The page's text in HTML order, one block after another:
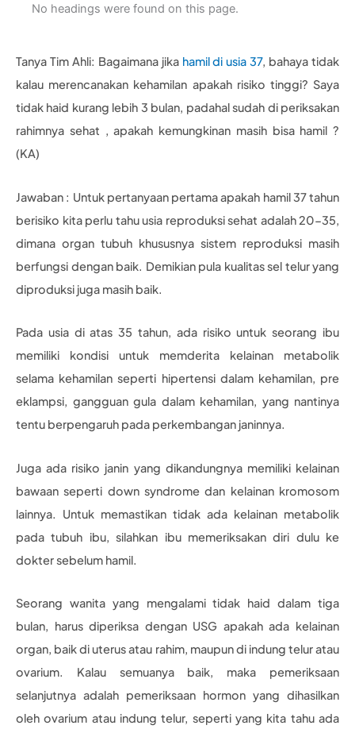
No headings were found on this page.
Tanya Tim Ahli: Bagaimana jika hamil di usia 37, bahaya tidak
kalau merencanakan kehamilan apakah risiko tinggi? Saya
tidak haid kurang lebih 3 bulan, padahal sudah di periksakan
rahimnya sehat , apakah kemungkinan masih bisa hamil ?
(KA)
Jawaban : Untuk pertanyaan pertama apakah hamil 37 tahun
berisiko kita perlu tahu usia reproduksi sehat adalah 20-35,
dimana organ tubuh khususnya sistem reproduksi masih
berfungsi dengan baik. Demikian pula kualitas sel telur yang
diproduksi juga masih baik.
Pada usia di atas 35 tahun, ada risiko untuk seorang ibu
memiliki kondisi untuk memderita kelainan metabolik
selama kehamilan seperti hipertensi dalam kehamilan, pre
eklampsi, gangguan gula dalam kehamilan, yang nantinya
tentu berpengaruh pada perkembangan janinnya.
Juga ada risiko janin yang dikandungnya memiliki kelainan
bawaan seperti down syndrome dan kelainan kromosom
lainnya. Untuk memastikan tidak ada kelainan metabolik
pada tubuh ibu, silahkan ibu memeriksakan diri dulu ke
dokter sebelum hamil.
Seorang wanita yang mengalami tidak haid dalam tiga
bulan, harus diperiksa dengan USG apakah ada kelainan
organ, baik di uterus atau rahim, maupun di indung telur atau
ovarium. Kalau semuanya baik, maka pemeriksaan
selanjutnya adalah pemeriksaan hormon yang dihasilkan
oleh ovarium atau indung telur, seperti yang kita tahu ada